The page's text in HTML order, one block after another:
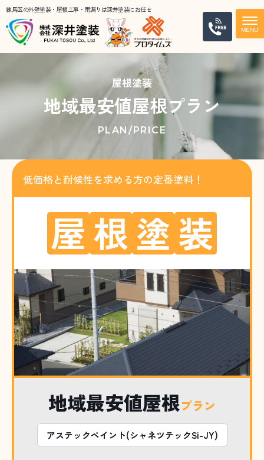
練馬区の外壁塗装・屋根工事・雨漏りは深井塗装にお任せ
電話
屋根塗装
地域最安値屋根プラン
PLAN/PRICE
低価格と耐候性を求める方の定番塗料！
屋根塗装
地域最安値屋根プラン
アステックペイント(シャネツテックSi-JY)